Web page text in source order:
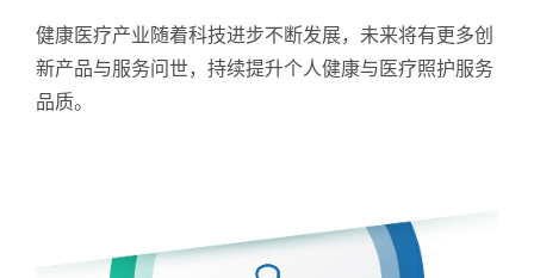
健康医疗产业随着科技进步不断发展，未来将有更多创
新产品与服务问世，持续提升个人健康与医疗照护服务
品质。